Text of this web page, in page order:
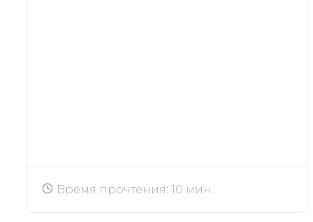
Время прочтения: 10 мин.